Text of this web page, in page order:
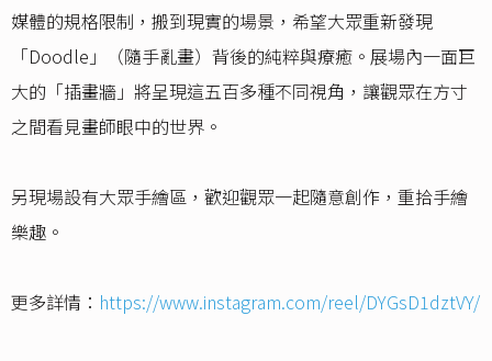
媒體的規格限制，搬到現實的場景，希望大眾重新發現
「Doodle」（隨手亂畫）背後的純粹與療癒。展場內一面巨
大的「插畫牆」將呈現這五百多種不同視角，讓觀眾在方寸
之間看見畫師眼中的世界。
另現場設有大眾手繪區，歡迎觀眾一起隨意創作，重拾手繪
樂趣。
更多詳情： https://www.instagram.com/reel/DYGsD1dztVY/